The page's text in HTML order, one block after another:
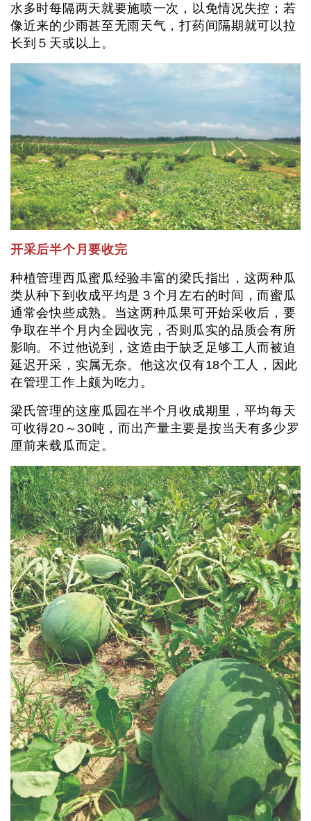
水多时每隔两天就要施喷一次，以免情况失控；若
像近来的少雨甚至无雨天气，打药间隔期就可以拉
长到５天或以上。
开采后半个月要收完
种植管理西瓜蜜瓜经验丰富的梁氏指出，这两种瓜
类从种下到收成平均是３个月左右的时间，而蜜瓜
通常会快些成熟。当这两种瓜果可开始采收后，要
争取在半个月内全园收完，否则瓜实的品质会有所
影响。不过他说到，这造由于缺乏足够工人而被迫
延迟开采，实属无奈。他这次仅有18个工人，因此
在管理工作上颇为吃力。
梁氏管理的这座瓜园在半个月收成期里，平均每天
可收得20～30吨，而出产量主要是按当天有多少罗
厘前来载瓜而定。